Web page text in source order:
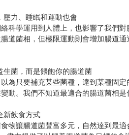
壓力、睡眠和運動也會
科學運用到人體上，也影響了我們
道菌相，但極限運動則會增加腸道
生菌，而是餵飽你的腸道菌
為只要補充某些菌種，達到某種固
動。我們不知道最適合的腸道菌相
新飲食方式
物讓腸道菌豐富多元，自然達到最